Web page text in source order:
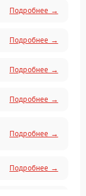
Подробнее →
Подробнее →
Подробнее →
Подробнее →
Подробнее →
Подробнее →